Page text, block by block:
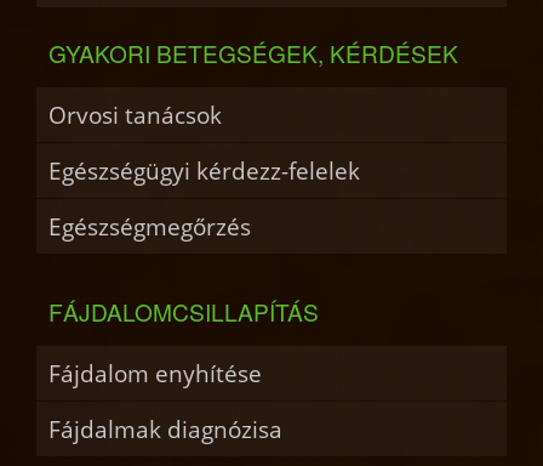
GYAKORI BETEGSÉGEK, KÉRDÉSEK
Orvosi tanácsok
Egészségügyi kérdezz-felelek
Egészségmegőrzés
FÁJDALOMCSILLAPÍTÁS
Fájdalom enyhítése
Fájdalmak diagnózisa